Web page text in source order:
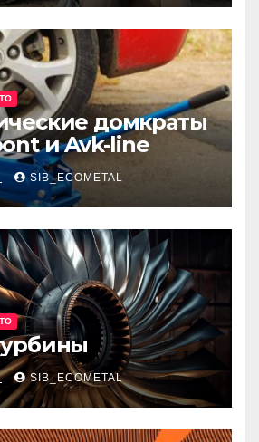
домкраты
и Avk-line
SIB_ECOMETAL
SIB_ECOMETAL